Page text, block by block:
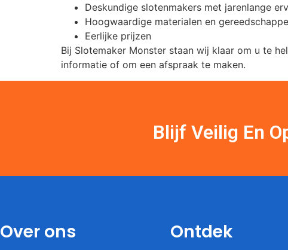
Deskundige slotenmakers met jarenlange
Hoogwaardige materialen en
Eerlijke prijzen
Bij Slotemaker Monster staan wij klaar om u te
informatie of om een afspraak te maken.
Blijf Veilig En
Over ons Ontdek